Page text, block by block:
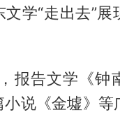
学“走出去”展
报告文学《钟
说《金墟》等